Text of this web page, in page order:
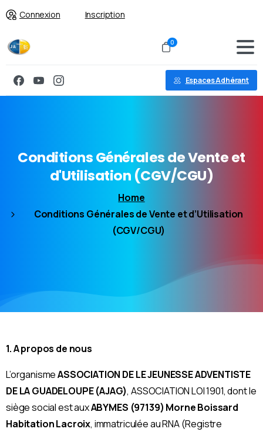
Connexion Inscription
0
Espaces Adhérant
ConditionsGénéralesdeVenteet
d'Utilisation (CGV/CGU)
Home
Conditions Générales de Vente et d’Utilisation
(CGV/CGU)
1. A propos de nous
L’organismeASSOCIATION DE LE JEUNESSE ADVENTISTE
DE LA GUADELOUPE (AJAG), ASSOCIATION LOI 1901, dont le
siège social est auxABYMES (97139) Morne Boissard
Habitation Lacroix, immatriculée au RNA (Registre